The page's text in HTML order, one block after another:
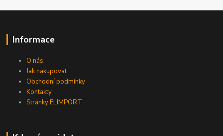
Informace
O nás
Jak nakupovat
Obchodní podmínky
Kontakty
Stránky ELIMPORT